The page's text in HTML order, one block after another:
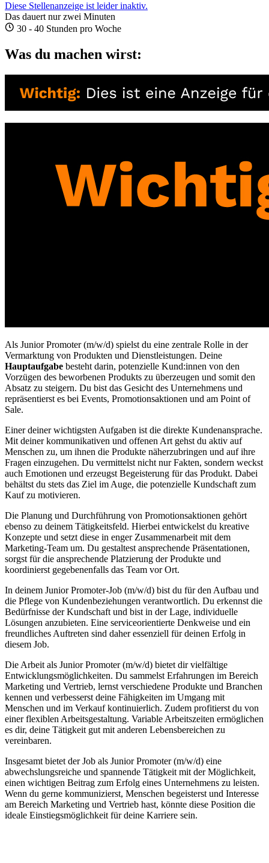
Diese Stellenanzeige ist leider inaktiv.
Das dauert nur zwei Minuten
30 - 40 Stunden pro Woche
Was du machen wirst:
Als Junior Promoter (m/w/d) spielst du eine zentrale Rolle in der
Vermarktung von Produkten und Dienstleistungen. Deine
Hauptaufgabe besteht darin, potenzielle Kund:innen von den
Vorzügen des beworbenen Produkts zu überzeugen und somit den
Absatz zu steigern. Du bist das Gesicht des Unternehmens und
repräsentierst es bei Events, Promotionsaktionen und am Point of
Sale.
Einer deiner wichtigsten Aufgaben ist die direkte Kundenansprache.
Mit deiner kommunikativen und offenen Art gehst du aktiv auf
Menschen zu, um ihnen die Produkte näherzubringen und auf ihre
Fragen einzugehen. Du vermittelst nicht nur Fakten, sondern weckst
auch Emotionen und erzeugst Begeisterung für das Produkt. Dabei
behältst du stets das Ziel im Auge, die potenzielle Kundschaft zum
Kauf zu motivieren.
Die Planung und Durchführung von Promotionsaktionen gehört
ebenso zu deinem Tätigkeitsfeld. Hierbei entwickelst du kreative
Konzepte und setzt diese in enger Zusammenarbeit mit dem
Marketing-Team um. Du gestaltest ansprechende Präsentationen,
sorgst für die ansprechende Platzierung der Produkte und
koordinierst gegebenenfalls das Team vor Ort.
In deinem Junior Promoter-Job (m/w/d) bist du für den Aufbau und
die Pflege von Kundenbeziehungen verantwortlich. Du erkennst die
Bedürfnisse der Kundschaft und bist in der Lage, individuelle
Lösungen anzubieten. Eine serviceorientierte Denkweise und ein
freundliches Auftreten sind daher essenziell für deinen Erfolg in
diesem Job.
Die Arbeit als Junior Promoter (m/w/d) bietet dir vielfältige
Entwicklungsmöglichkeiten. Du sammelst Erfahrungen im Bereich
Marketing und Vertrieb, lernst verschiedene Produkte und Branchen
kennen und verbesserst deine Fähigkeiten im Umgang mit
Menschen und im Verkauf kontinuierlich. Zudem profitierst du von
einer flexiblen Arbeitsgestaltung. Variable Arbeitszeiten ermöglichen
es dir, deine Tätigkeit gut mit anderen Lebensbereichen zu
vereinbaren.
Insgesamt bietet der Job als Junior Promoter (m/w/d) eine
abwechslungsreiche und spannende Tätigkeit mit der Möglichkeit,
einen wichtigen Beitrag zum Erfolg eines Unternehmens zu leisten.
Wenn du gerne kommunizierst, Menschen begeisterst und Interesse
am Bereich Marketing und Vertrieb hast, könnte diese Position die
ideale Einstiegsmöglichkeit für deine Karriere sein.